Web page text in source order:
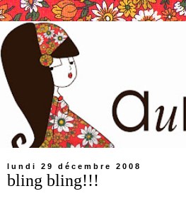
lundi 29 décembre 2008
bling bling!!!